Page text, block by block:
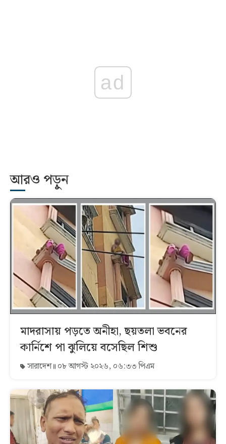
ad
আরও পড়ুন
মাদরাসায় পড়তে অনীহা, ছয়তলা ভবনের
কার্নিশে পা ঝুলিয়ে বসেছিল শিশু
সারাদেশ ০৮ আগস্ট ২০২৬, ০৬:৩৩ পিএম